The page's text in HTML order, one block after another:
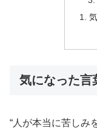
気になった言
“人が本当に苦しみ